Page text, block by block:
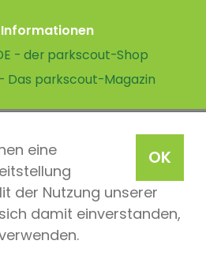
OK
eine
der Nutzung unserer
damit einverstanden,
- der parkscout-Shop
Das parkscout-Magazin
Produkt der Parkteam AG